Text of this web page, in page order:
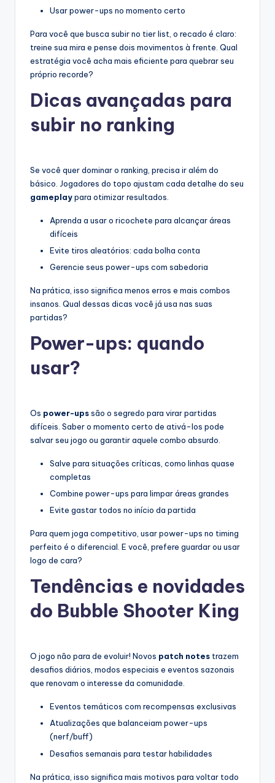
Usar power-ups no momento certo
Para você que busca subir no tier list, o recado é claro:
treine sua mira e pense dois movimentos à frente. Qual
estratégia você acha mais eficiente para quebrar seu
próprio recorde?
Dicas avançadas para
subir no ranking
Se você quer dominar o ranking, precisa ir além do
básico. Jogadores do topo ajustam cada detalhe do seu
gameplaypara otimizar resultados.
Aprenda a usar o ricochete para alcançar áreas
difíceis
Evite tiros aleatórios: cada bolha conta
Gerencie seus power-ups com sabedoria
Na prática, isso significa menos erros e mais combos
insanos. Qual dessas dicas você já usa nas suas
partidas?
Power-ups: quando
usar?
Os power-upssão o segredo para virar partidas
difíceis. Saber o momento certo de ativá-los pode
salvar seu jogo ou garantir aquele combo absurdo.
Salve para situações críticas, como linhas quase
completas
Combine power-ups para limpar áreas grandes
Evite gastar todos no início da partida
Para quem joga competitivo, usar power-ups no timing
perfeito é o diferencial. E você, prefere guardar ou usar
logo de cara?
Tendências e novidades
do Bubble Shooter King
O jogo não para de evoluir! Novos patch notes trazem
desafios diários, modos especiais e eventos sazonais
que renovam o interesse da comunidade.
Eventos temáticos com recompensas exclusivas
Atualizações que balanceiam power-ups
(nerf/buff)
Desafios semanais para testar habilidades
Na prática, isso significa mais motivos para voltar todo